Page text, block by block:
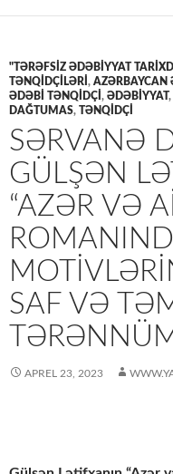
"TƏRƏFSIZ ƏDƏBIYYAT
TƏNQİDÇİLƏRİ , AZƏRBAYCAN
ƏDƏBİ TƏNQİDÇİ , ƏDƏBİYYAT ,
DAĞTUMAS, TƏNQİDÇİ
SƏRVANƏ
GÜLŞƏN
“AZƏR VƏ
SAF VƏ
APREL 23, 2023